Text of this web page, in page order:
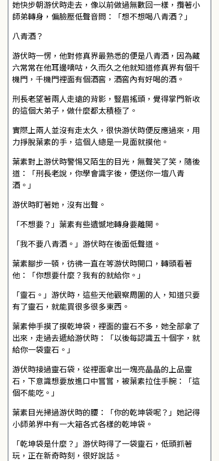
她快步朝游伏時走去，像以前做過無數回一樣，攬著小
師弟轉身，偏臉壓低聲音問：「想不想喝八青酒？」
八青酒？
游伏時一愣，他對修真界最熟悉的便是八青酒，因為藏
六常常在他耳邊嘀咕，久而久之他就知道修真界有個千
機門，千機門裡面有個酒窖，酒窖內有好喝的酒。
刑長老望著兩人走遠的背影，豎眉搖頭，覺得掌門新收
的這個大弟子，做什麼都太積極了。
實際上兩人並沒有走太久，很快游伏時便反應過來，用
力掙脫葉素的手，這個人總是一見面就摸他。
葉素對上游伏時警惕又陌生的目光，無聲笑了笑，隨後
道：「刑長老說，你學會識字後，便送你一壇八青
酒。」
游伏時盯著她，沒有出聲。
「不想要？」葉素有些遺憾地轉身要離開。
「我不要八青酒。」游伏時在後面低聲道。
葉素腳步一頓，彷彿一直在等游伏時開口，轉頭看著
他：「你想要什麼？我有的就給你。」
「靈石。」游伏時，這些天他觀察周圍的人，知道只要
有了靈石，就能買很多很多東西。
葉素伸手摸了摸乾坤袋，裡面的靈石不多，她全部拿了
出來，走過去遞給游伏時：「以後每認識五十個字，就
給你一袋靈石。」
游伏時接過靈石袋，從裡面拿出一塊亮晶晶的上品靈
石，下意識想要放進口中嘗嘗，被葉素拉住手腕：「這
個不能吃。」
葉素目光掃過游伏時的腰：「你的乾坤袋呢？」她記得
小師弟界中有一大箱各式各樣的乾坤袋。
「乾坤袋是什麼？」游伏時得了一袋靈石，低頭抓著
玩，正在新奇時刻，很好說話。